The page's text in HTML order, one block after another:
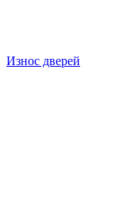
Износ дверей